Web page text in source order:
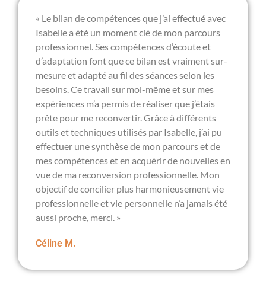
« Le bilan de compétences que j’ai effectué avec
Isabelle a été un moment clé de mon parcours
professionnel. Ses compétences d’écoute et
d’adaptation font que ce bilan est vraiment sur-
mesure et adapté au fil des séances selon les
besoins. Ce travail sur moi-même et sur mes
expériences m’a permis de réaliser que j’étais
prête pour me reconvertir. Grâce à différents
outils et techniques utilisés par Isabelle, j’ai pu
effectuer une synthèse de mon parcours et de
mes compétences et en acquérir de nouvelles en
vue de ma reconversion professionnelle. Mon
objectif de concilier plus harmonieusement vie
professionnelle et vie personnelle n’a jamais été
aussi proche, merci. »
Céline M.